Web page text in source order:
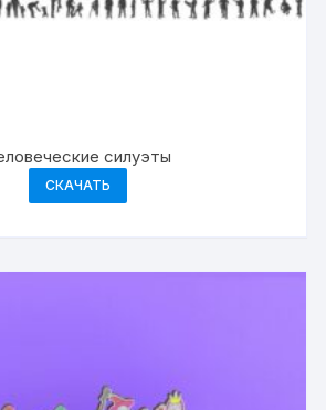
силуэты
СКАЧАТЬ